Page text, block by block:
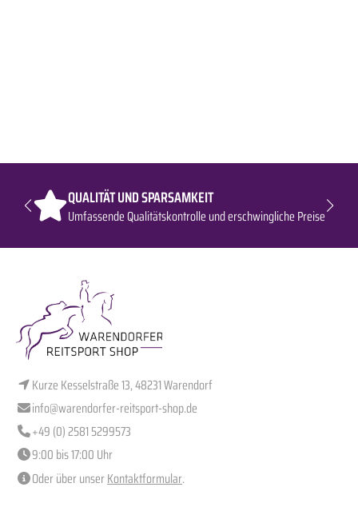
QUALITÄT UND SPARSAMKEIT
Umfassende Qualitätskontrolle und erschwingliche Preise
Kurze Kesselstraße 13, 48231 Warendorf
info@warendorfer-reitsport-shop.de
+49 (0) 2581 5299573
9:00 bis 17:00 Uhr
Oder über unserKontaktformular.